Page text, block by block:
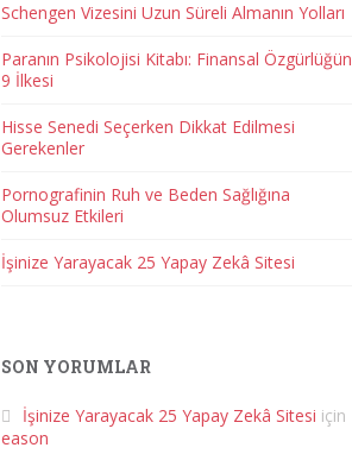
Schengen Vizesini Uzun Süreli Almanın Yolları
Paranın Psikolojisi Kitabı: Finansal Özgürlüğün
9 İlkesi
Hisse Senedi Seçerken Dikkat Edilmesi
Gerekenler
Pornografinin Ruh ve Beden Sağlığına
Olumsuz Etkileri
İşinize Yarayacak 25 Yapay Zekâ Sitesi
SON YORUMLAR
İşinize Yarayacak 25 Yapay Zekâ Sitesi için
eason